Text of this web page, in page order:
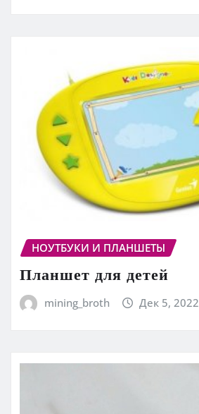
НОУТБУКИ И ПЛАНШЕТЫ
Планшет для детей
mining_broth Дек 5, 2022